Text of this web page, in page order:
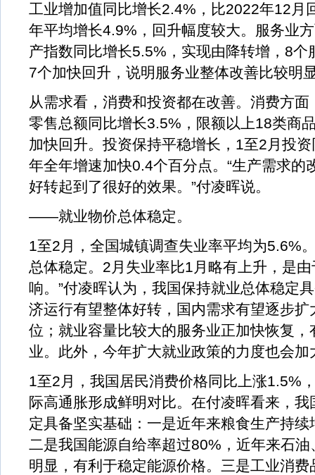
工业增加值同比增长2.4%，比2022年12月
年平均增长4.9%，回升幅度较大。服务业
产指数同比增长5.5%，实现由降转增，8个
7个加快回升，说明服务业整体改善比较明
从需求看，消费和投资都在改善。消费方
零售总额同比增长3.5%，限额以上18类商
加快回升。投资保持平稳增长，1至2月投
年全年增速加快0.4个百分点。“生产需求的
好转起到了很好的效果。”付凌晖说。
——就业物价总体稳定。
1至2月，全国城镇调查失业率平均为5.6%
总体稳定。2月失业率比1月略有上升，是
响。”付凌晖认为，我国保持就业总体稳定
济运行有望整体好转，国内需求有望逐步
位；就业容量比较大的服务业正加快恢复
业。此外，今年扩大就业政策的力度也会加
1至2月，我国居民消费价格同比上涨1.5%
际高通胀形成鲜明对比。在付凌晖看来，
定具备坚实基础：一是近年来粮食生产持
二是我国能源自给率超过80%，近年来石
明显，有利于稳定能源价格。三是工业消